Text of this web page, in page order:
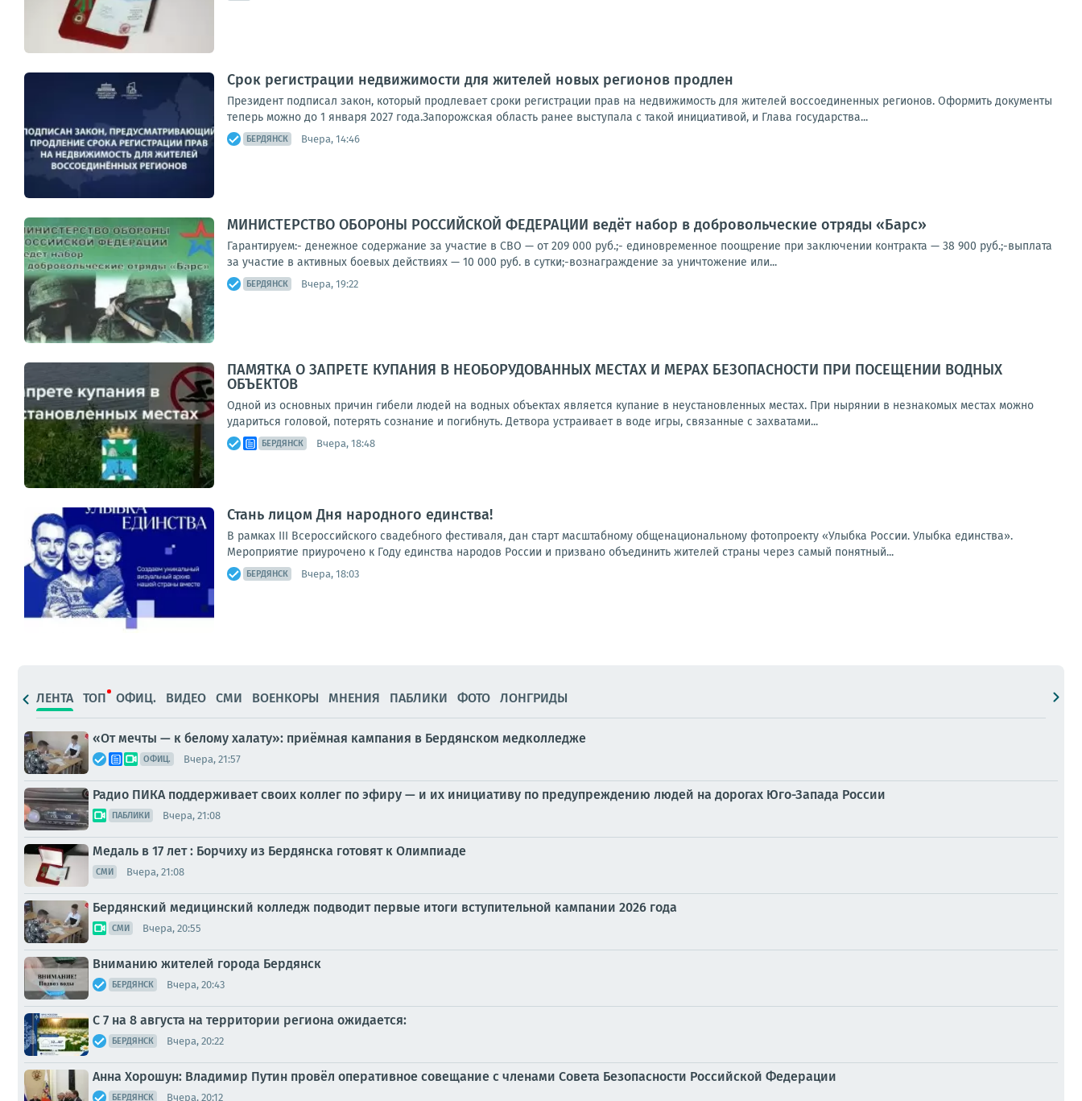
Срок регистрации недвижимости для жителей новых регионов продлен
Президент подписал закон, который продлевает сроки регистрации прав на недвижимость для жителей воссоединенных регионов. Оформить документы
теперь можно до 1 января 2027 года.Запорожская область ранее выступала с такой инициативой, и Глава государства...
БЕРДЯНСК Вчера, 14:46
МИНИСТЕРСТВО ОБОРОНЫ РОССИЙСКОЙ ФЕДЕРАЦИИ ведёт набор в добровольческие отряды «Барс»
Гарантируем:- денежное содержание за участие в СВО — от 209 000 руб.;- единовременное поощрение при заключении контракта — 38 900 руб.;-выплата
за участие в активных боевых действиях — 10 000 руб. в сутки;-вознаграждение за уничтожение или...
БЕРДЯНСК Вчера, 19:22
ПАМЯТКА О ЗАПРЕТЕ КУПАНИЯ В НЕОБОРУДОВАННЫХ МЕСТАХ И МЕРАХ БЕЗОПАСНОСТИ ПРИ ПОСЕЩЕНИИ ВОДНЫХ
ОБЪЕКТОВ
Одной из основных причин гибели людей на водных объектах является купание в неустановленных местах. При нырянии в незнакомых местах можно
удариться головой, потерять сознание и погибнуть. Детвора устраивает в воде игры, связанные с захватами...
БЕРДЯНСК Вчера, 18:48
Стань лицом Дня народного единства!
В рамках III Всероссийского свадебного фестиваля, дан старт масштабному общенациональному фотопроекту «Улыбка России. Улыбка единства».
Мероприятие приурочено к Году единства народов России и призвано объединить жителей страны через самый понятный...
БЕРДЯНСК Вчера, 18:03
ЛЕНТА ТОП ОФИЦ. ВИДЕО СМИ ВОЕНКОРЫ МНЕНИЯ ПАБЛИКИ ФОТО ЛОНГРИДЫ
«От мечты — к белому халату»: приёмная кампания в Бердянском медколледже
ОФИЦ. Вчера, 21:57
Радио ПИКА поддерживает своих коллег по эфиру — и их инициативу по предупреждению людей на дорогах Юго-Запада России
ПАБЛИКИ Вчера, 21:08
Медаль в 17 лет : Борчиху из Бердянска готовят к Олимпиаде
СМИ Вчера, 21:08
Бердянский медицинский колледж подводит первые итоги вступительной кампании 2026 года
СМИ Вчера, 20:55
Вниманию жителей города Бердянск
БЕРДЯНСК Вчера, 20:43
С 7 на 8 августа на территории региона ожидается:
БЕРДЯНСК Вчера, 20:22
Анна Хорошун: Владимир Путин провёл оперативное совещание с членами Совета Безопасности Российской Федерации
БЕРДЯНСК Вчера, 20:12